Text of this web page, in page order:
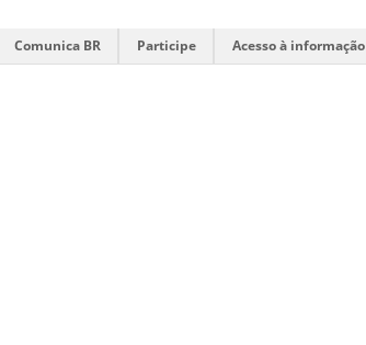
Comunica BR Participe Acesso à informação